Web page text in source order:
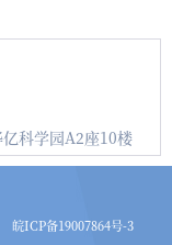
科学园A2座10楼
皖ICP备19007864号-3